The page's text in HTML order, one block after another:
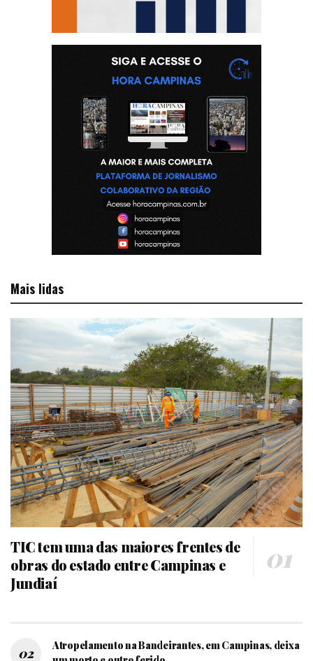
Mais lidas
TIC tem uma das maiores frentes de
obras do estado entre Campinas e
Jundiaí
Atropelamento na Bandeirantes, em Campinas, deixa